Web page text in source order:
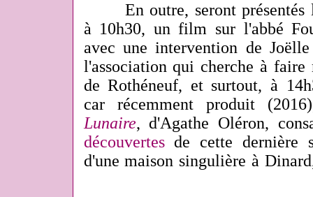
En outre, seront présentés
à 10h30, un film sur l'abbé
avec une intervention de
l'association qui cherche à
de Rothéneuf, et surtout, à
car récemment produit
Lunaire, d'Agathe Oléron,
découvertesde cette dernière
d'une maison singulière à